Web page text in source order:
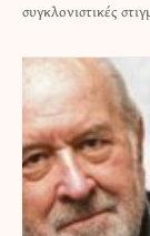
συγκλονιστικές